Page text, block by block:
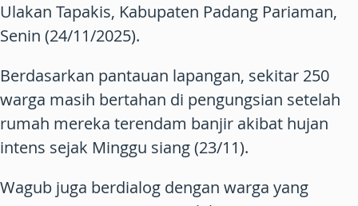
Ulakan Tapakis, Kabupaten Padang Pariaman,
Senin (24/11/2025).
Berdasarkan pantauan lapangan, sekitar 250
warga masih bertahan di pengungsian setelah
rumah mereka terendam banjir akibat hujan
intens sejak Minggu siang (23/11).
Wagub juga berdialog dengan warga yang